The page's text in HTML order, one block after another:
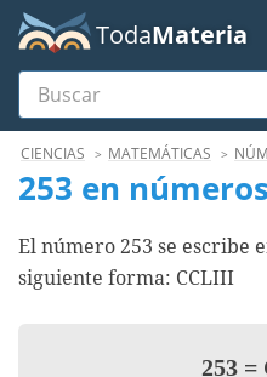
TodaMateria
Buscar
MenúCIENCIAS MATEMÁTICAS
253 en
El número 253 se escribe
siguiente forma: CCLIII
253 =